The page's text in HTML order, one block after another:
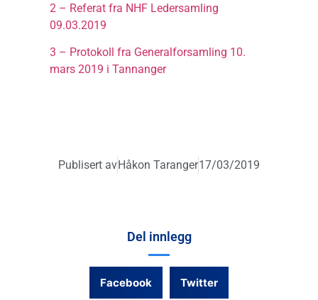
2 – Referat fra NHF Ledersamling
09.03.2019
3 – Protokoll fra Generalforsamling 10.
mars 2019 i Tannanger
Publisert avHåkon Taranger17/03/2019
Del innlegg
Facebook Twitter